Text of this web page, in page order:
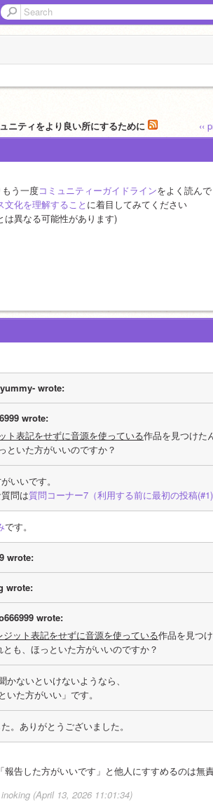
‹‹
ニティをより良い所にするために
う一度コミュニティーガイドラインをよく読ん
文化を理解すること に着目してみてください
は異なる可能性があります)
wrote:
wrote:
ト表記をせずに音源を使っている作品を見つけた
といた方がいいのですか？
いいです。
問は質問コーナー7（利用する前に最初の投稿
です。
wrote:
wrote:
wrote:
ジット表記をせずに音源を使っている作品を見つ
とも、ほっといた方がいいのですか？
かないといけないようなら、
いた方がいい」です。
。ありがとうございました。
報告した方がいいです」と他人にすすめるのは無責
(April 13, 2026 11:01:34)